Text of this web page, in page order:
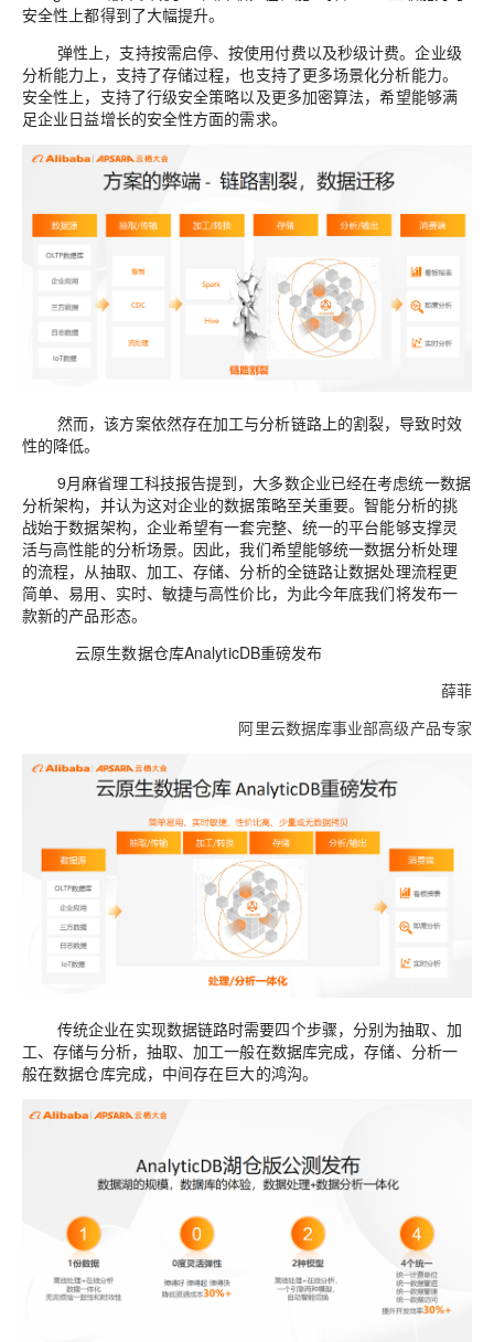
安全性上都得到了大幅提升。
弹性 上，支持按需启停、按使用付费以及秒级计费。企业级
分析能力上，支持了存储过程，也支持了更多场景化分析能力。
安全性上，支持了行级安全策略以及更多加密算法，希望能够满
足企业日益增长的安全性方面的需求。
然而，该方案依然存在加工与分析链路上的割裂，导致时效
性的降低。
9月麻省理工科技报告提到，大多数企业已经在考虑统一数据
分析架构，并认为这对企业的数据策略至关重要。智能分析的挑
战始于数据架构，企业希望有一套完整、 统一的平台能够支撑灵
活与高性能的分析场景。因此，我们希望能够统一数据分析处理
的流程，从抽取、加工、存储、分析的全链路让数据处理流程更
简单、易用、 实时、 敏捷与高性价比，为此今年底我们将发布一
款新的产品形态。
云原生数据仓库AnalyticDB重磅发布
薛菲
阿里云数据库事业部高级产品专家
传统企业在实现数据链路时需要四个步骤， 分别为抽取、 加
工、存储与分析， 抽取、加工一般在数据库完成，存储、 分析一
般在数据仓库完成，中间存在巨大的鸿沟。